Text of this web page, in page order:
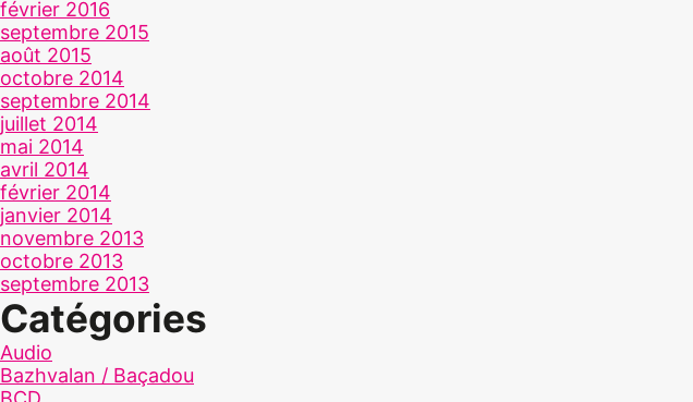
février 2016
septembre 2015
août 2015
octobre 2014
septembre 2014
juillet 2014
mai 2014
avril 2014
février 2014
janvier 2014
novembre 2013
octobre 2013
septembre 2013
Catégories
Audio
Bazhvalan / Baçadou